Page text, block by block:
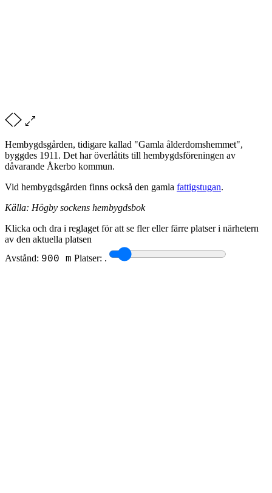
Hembygdsgården, tidigare kallad "Gamla ålderdomshemmet",
byggdes 1911. Det har överlåtits till hembygdsföreningen av
dåvarande Åkerbo kommun.
Vid hembygdsgården finns också den gamla fattigstugan.
Källa: Högby sockens hembygdsbok
Klicka och dra i reglaget för att se fler eller färre platser i närhetern
av den aktuella platsen
Avstånd: 900 m Platser: .